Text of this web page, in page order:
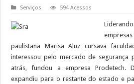
Serviços 594 Acessos
paulistana Marisa Aluz cursava
interessou pelo mercado de segurança
atrás, fundou a empresa Prodetech.
expandiu para o restante do estado e